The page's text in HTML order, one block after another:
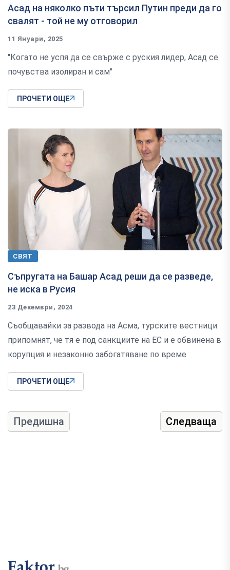
Асад на няколко пъти търсил Путин преди да го
свалят - той не му отговорил
11 Януари, 2025
"Когато не успя да се свърже с руския лидер, Асад се
почувства изолиран и сам"
ПРОЧЕТИ ОЩЕ
СВЯТ
Съпругата на Башар Асад реши да се разведе,
не иска в Русия
23 Декември, 2024
Съобщавайки за развода на Асма, турските вестници
припомнят, че тя е под санкциите на ЕС и е обвинена в
корупция и незаконно забогатяване по време
ПРОЧЕТИ ОЩЕ
Предишна Следваща